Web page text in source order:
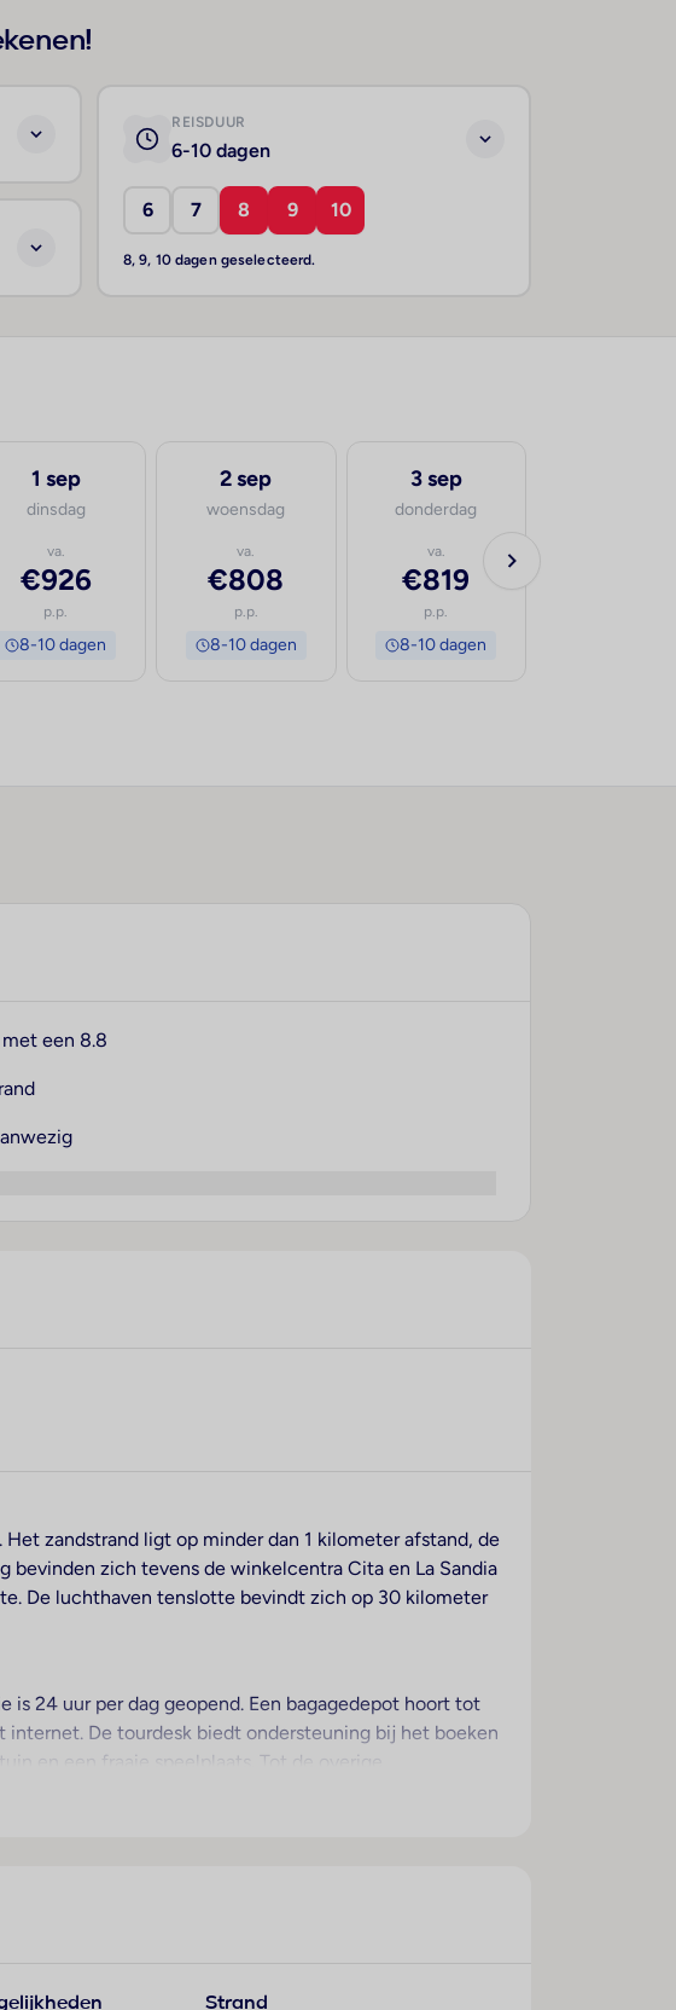
REISDUUR
6-10 dagen
6 7 8 9 10
8, 9, 10 dagen geselecteerd.
1 sep
dinsdag
va.
€926
p.p.
8-10 dagen
2 sep
woensdag
va.
€808
p.p.
8-10 dagen
3 sep
donderdag
va.
€819
p.p.
8-10 dagen
een 8.8
zandstrand ligt op minder dan 1 kilometer afstand, de
bevinden zich tevens de winkelcentra Cita en La Sandia
De luchthaven tenslotte bevindt zich op 30 kilometer
is 24 uur per dag geopend. Een bagagedepot hoort tot
De tourdesk biedt ondersteuning bij het boeken
en een fraaie speelplaats. Tot de overige
parkeerplaatsen. Tot de aangeboden diensten
kunnen vanaf het balkon of het terras van het
Strand